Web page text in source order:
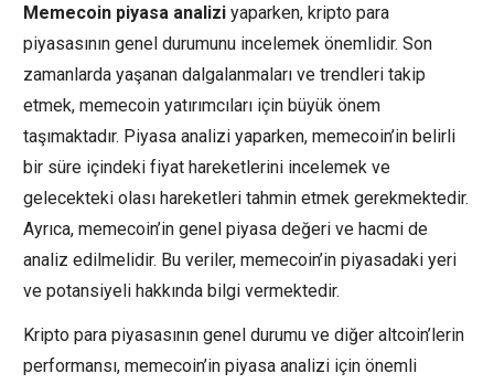
Memecoin piyasa analizi yaparken, kripto para
piyasasının genel durumunu incelemek önemlidir. Son
zamanlarda yaşanan dalgalanmaları ve trendleri takip
etmek, memecoin yatırımcıları için büyük önem
taşımaktadır. Piyasa analizi yaparken, memecoin’in belirli
bir süre içindeki fiyat hareketlerini incelemek ve
gelecekteki olası hareketleri tahmin etmek gerekmektedir.
Ayrıca, memecoin’in genel piyasa değeri ve hacmi de
analiz edilmelidir. Bu veriler, memecoin’in piyasadaki yeri
ve potansiyeli hakkında bilgi vermektedir.
Kripto para piyasasının genel durumu ve diğer altcoin’lerin
performansı, memecoin’in piyasa analizi için önemli